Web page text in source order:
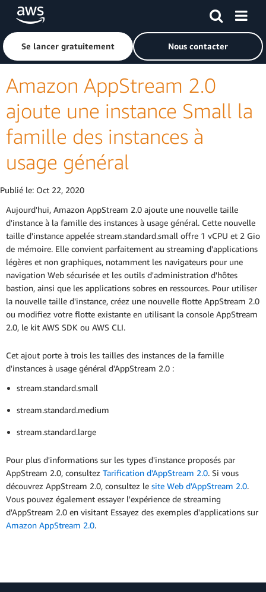
Passer au contenu principal
Cliquer ici pour revenir à la page d'accueil d'Amazon Web
Se lancer gratuitement Nous contacter
Amazon AppStream 2.0
ajoute une instance Small la
famille des instances à
usage général
Publié le: Oct 22, 2020
Aujourd'hui, Amazon AppStream 2.0 ajoute une nouvelle taille
d'instance à la famille des instances à usage général. Cette nouvelle
taille d'instance appelée stream.standard.small offre 1 vCPU et 2 Gio
de mémoire. Elle convient parfaitement au streaming d'applications
légères et non graphiques, notamment les navigateurs pour une
navigation Web sécurisée et les outils d'administration d'hôtes
bastion, ainsi que les applications sobres en ressources. Pour utiliser
la nouvelle taille d'instance, créez une nouvelle flotte AppStream 2.0
ou modifiez votre flotte existante en utilisant la console AppStream
2.0, le kit AWS SDK ou AWS CLI.
Cet ajout porte à trois les tailles des instances de la famille
d'instances à usage général d'AppStream 2.0 :
stream.standard.small
stream.standard.medium
stream.standard.large
Pour plus d'informations sur les types d'instance proposés par
AppStream 2.0, consultez Tarification d'AppStream 2.0. Si vous
découvrez AppStream 2.0, consultez le site Web d'AppStream 2.0.
Vous pouvez également essayer l'expérience de streaming
d'AppStream 2.0 en visitant Essayez des exemples d'applications sur
Amazon AppStream 2.0.